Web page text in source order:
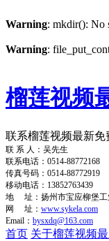
Warning: mkdir(): No
Warning:
榴莲视频
联系榴莲视频最新免
联 系 人：吴先生
联系电话：0514-88772168
传真号码：0514-88772919
移动电话：13852763439
地 址：扬州市宝应柳堡工
网 址： www.sykela.com
Email： bysxdq@163.com
首页 关于榴莲视频